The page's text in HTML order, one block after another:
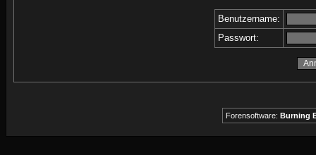
Benutzername:
Passwort:
Forensoftware: Burning